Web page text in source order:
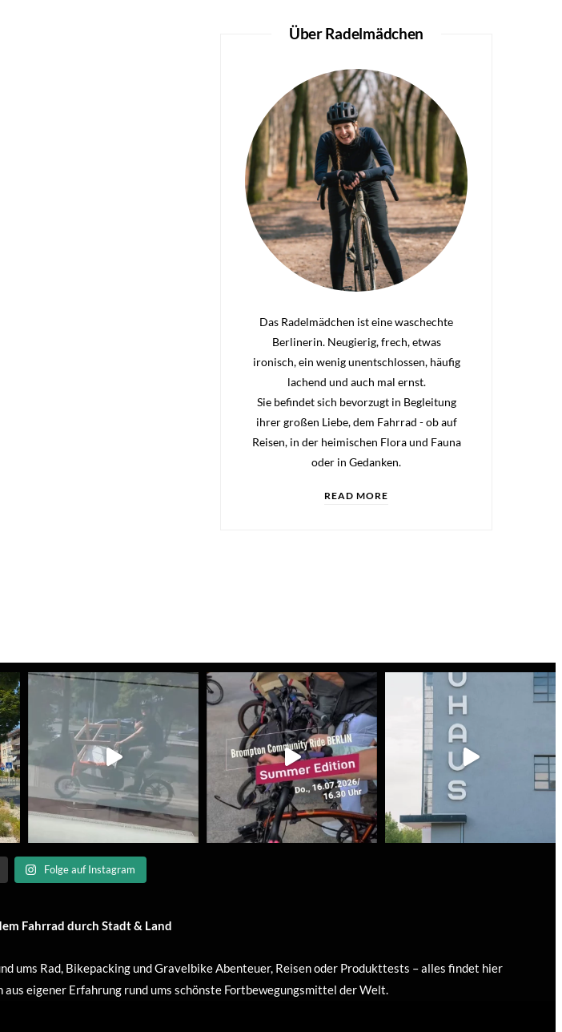
Über Radelmädchen
Das Radelmädchen ist eine waschechte
Berlinerin. Neugierig, frech, etwas
ironisch, ein wenig unentschlossen, häufig
lachend und auch mal ernst.
Sie befindet sich bevorzugt in Begleitung
ihrer großen Liebe, dem Fahrrad - ob auf
Reisen, in der heimischen Flora und Fauna
oder in Gedanken.
READ MORE
Folge auf Instagram
Fahrrad durch Stadt & Land
ums Rad, Bikepacking und Gravelbike Abenteuer, Reisen oder Produkttests – alles findet hier
eigener Erfahrung rund ums schönste Fortbewegungsmittel der Welt.